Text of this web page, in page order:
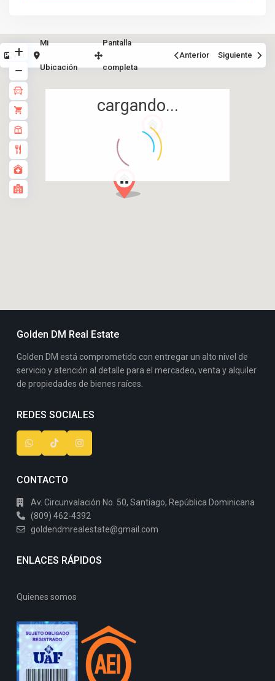
cargando...
Ver
Mi
Ubicación
Pantalla
completa
Anterior Siguiente
Golden DM Real Estate
Golden DM está comprometido con entregar un alto nivel de
servicio y atención al detalle para el mercadeo, venta y alquiler
de propiedades de bienes raíces.
REDES SOCIALES
CONTACTO
Av. Circunvalación No. 50, Santiago, República Dominicana
(809) 462-4392
goldendmrealestate@gmail.com
ENLACES RÁPIDOS
Quienes somos